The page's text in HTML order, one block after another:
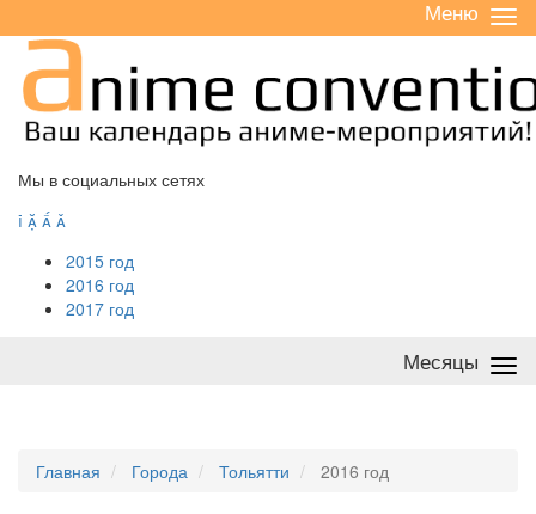
/
Меню
Мы в социальных сетях
   
2015 год
2016 год
2017 год
Месяцы
Главная Города Тольятти 2016 год